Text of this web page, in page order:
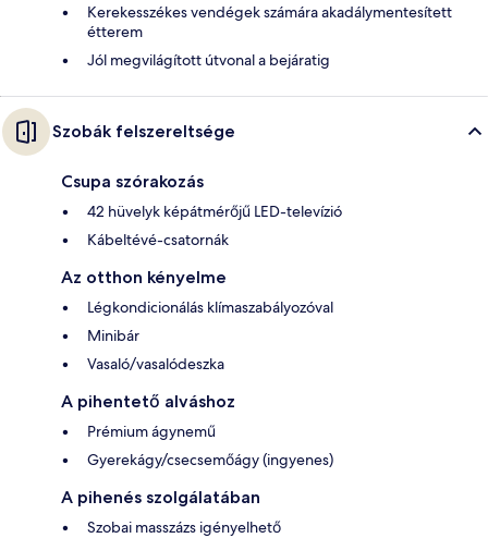
Kerekesszékes vendégek számára akadálymentesített
étterem
Jól megvilágított útvonal a bejáratig
Szobák felszereltsége
Csupa szórakozás
42 hüvelyk képátmérőjű LED-televízió
Kábeltévé-csatornák
Az otthon kényelme
Légkondicionálás klímaszabályozóval
Minibár
Vasaló/vasalódeszka
A pihentető alváshoz
Prémium ágynemű
Gyerekágy/csecsemőágy (ingyenes)
A pihenés szolgálatában
Szobai masszázs igényelhető